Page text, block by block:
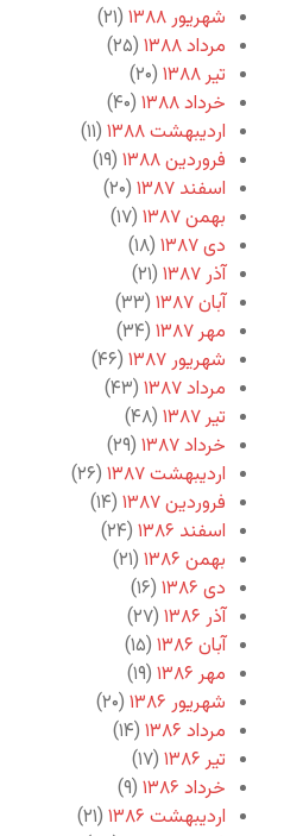
شهریور ۱۳۸۸
(۲۱)
مرداد ۱۳۸۸
(۲۵)
تیر ۱۳۸۸
(۲۰)
خرداد ۱۳۸۸
(۴۰)
اردیبهشت ۱۳۸۸
(۱۱)
فروردین ۱۳۸۸
(۱۹)
اسفند ۱۳۸۷
(۲۰)
بهمن ۱۳۸۷
(۱۷)
دی ۱۳۸۷
(۱۸)
آذر ۱۳۸۷
(۲۱)
آبان ۱۳۸۷
(۳۳)
مهر ۱۳۸۷
(۳۴)
شهریور ۱۳۸۷
(۴۶)
مرداد ۱۳۸۷
(۴۳)
تیر ۱۳۸۷
(۴۸)
خرداد ۱۳۸۷
(۲۹)
اردیبهشت ۱۳۸۷
(۲۶)
فروردین ۱۳۸۷
(۱۴)
اسفند ۱۳۸۶
(۲۴)
بهمن ۱۳۸۶
(۲۱)
دی ۱۳۸۶
(۱۶)
آذر ۱۳۸۶
(۲۷)
آبان ۱۳۸۶
(۱۵)
مهر ۱۳۸۶
(۱۹)
شهریور ۱۳۸۶
(۲۰)
مرداد ۱۳۸۶
(۱۴)
تیر ۱۳۸۶
(۱۷)
خرداد ۱۳۸۶
(۹)
اردیبهشت ۱۳۸۶
(۲۱)